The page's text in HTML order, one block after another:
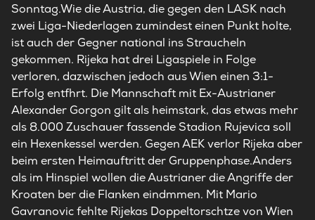
Sonntag.Wie die Austria, die gegen den LASK nach
zwei Liga-Niederlagen zumindest einen Punkt holte,
ist auch der Gegner national ins Straucheln
gekommen. Rijeka hat drei Ligaspiele in Folge
verloren, dazwischen jedoch aus Wien einen 3:1-
Erfolg entfhrt. Die Mannschaft mit Ex-Austrianer
Alexander Gorgon gilt als heimstark, das etwas mehr
als 8.000 Zuschauer fassende Stadion Rujevica soll
ein Hexenkessel werden. Gegen AEK verlor Rijeka aber
beim ersten Heimauftritt der Gruppenphase.Anders
als im Hinspiel wollen die Austrianer die Angriffe der
Kroaten ber die Flanken eindmmen. Mit Mario
Gavranovic fehlte Rijekas Doppeltorschtze von Wien